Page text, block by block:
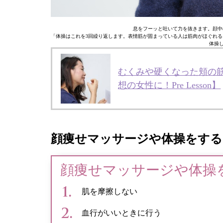
息をフーッと吐いて力を抜きます。顔
「体操はこれを3回繰り返します。表情筋が固まっている人は筋肉がほぐ
体操
むくみや硬くなった頬の
想の女性に！Pre Lesson】
顔痩せマッサージや体操をす
顔痩せマッサージや体
肌を摩擦しない
血行がいいときに行う